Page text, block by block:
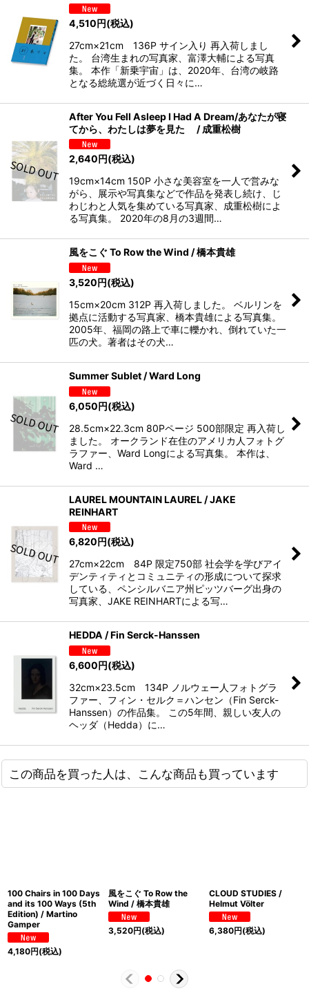
4,510円(税込)
27cm×21cm 136P サイン入り 再入荷しまし
た。 台湾生まれの写真家、富澤大輔による写真
集。 本作「新乗宇宙」は、2020年、台湾の岐路
となる総統選が近づく日々に…
After You Fell Asleep I Had A Dream/あなたが寝
てから、わたしは夢を見た / 成重松樹
2,640 円(税込)
19cm×14cm 150P 小さな美容室を一人で営みな
がら、展示や写真集などで作品を発表し続け、じ
わじわと人気を集めている写真家、成重松樹によ
る写真集。 2020年の8月の3週間…
風をこぐ To Row the Wind / 橋本貴雄
3,520円(税込)
15cm×20cm 312P 再入荷しました。 ベルリンを
拠点に活動する写真家、橋本貴雄による写真集。
2005年、福岡の路上で車に轢かれ、倒れていた一
匹の犬。著者はその犬…
Summer Sublet / Ward Long
6,050円(税込)
28.5cm×22.3cm 80Pページ 500部限定 再入荷し
ました。 オークランド在住のアメリカ人フォトグ
ラファー、Ward Longによる写真集。 本作は、
Ward …
LAUREL MOUNTAIN LAUREL / JAKE
REINHART
6,820 円(税込)
27cm×22cm 84P 限定750部 社会学を学びアイ
デンティティとコミュニティの形成について探求
している、ペンシルバニア州ピッツバーグ出身の
写真家、JAKE REINHARTによる写…
HEDDA / Fin Serck-Hanssen
6,600円(税込)
32cm×23.5cm 134P ノルウェー人フォトグラ
ファー、フィン・セルク＝ハンセン（Fin Serck-
Hanssen）の作品集。 この5年間、親しい友人の
ヘッダ（Hedda）に…
この商品を買った人は、こんな商品も買っています
100 Chairs in 100 Days
and its 100 Ways (5th
Edition) / Martino
Gamper
4,180円(税込)
風をこぐ To Row the
Wind / 橋本貴雄
3,520円(税込)
CLOUD STUDIES /
Helmut Völter
6,380円(税込)